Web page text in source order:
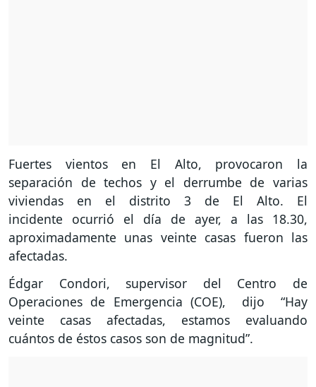
Fuertes vientos en El Alto, provocaron la
separación de techos y el derrumbe de varias
viviendas en el distrito 3 de El Alto. El
incidente ocurrió el día de ayer, a las 18.30,
aproximadamente unas veinte casas fueron las
afectadas.
Édgar Condori, supervisor del Centro de
Operaciones de Emergencia (COE), dijo “Hay
veinte casas afectadas, estamos evaluando
cuántos de éstos casos son de magnitud”.